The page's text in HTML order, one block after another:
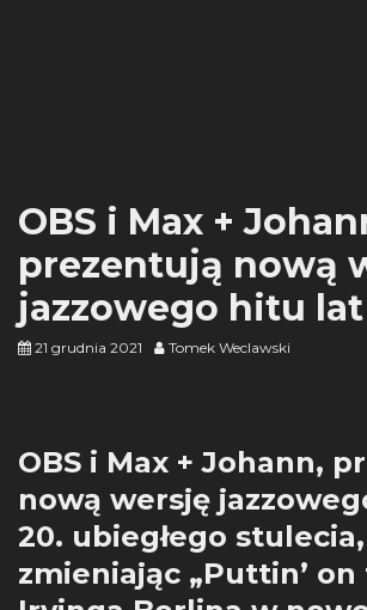
OBS i Max +
prezentują nową
jazzowego hitu lat
21 grudnia 2021 Tomek Weclawski
OBS i Max + Johann,
nową wersję
20. ubiegłego stulecia,
zmieniając „Puttin’ on